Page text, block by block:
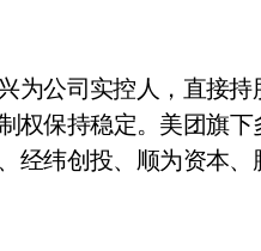
为公司实控人，直接
权保持稳定。美团旗
经纬创投、顺为资本